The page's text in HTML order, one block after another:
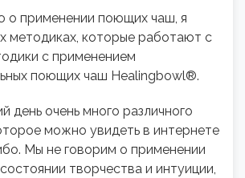
о применении поющих чаш, я
методиках, которые работают с
с применением
поющих чаш Healingbowl®.
день очень много различного
можно увидеть в интернете
Мы не говорим о применении
творчества и интуиции,